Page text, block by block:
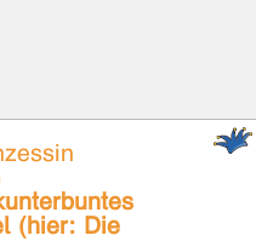
(hier: Die